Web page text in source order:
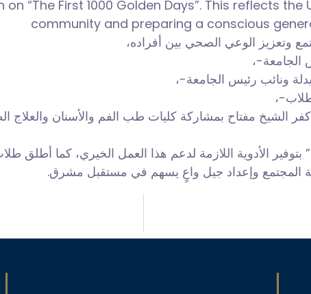
“The First 1000 Golden Days”. This reflects the
community and preparing a conscious
وتعزيز الوعي الصحي بين أفراده،
الجامعة-،
ونائب رئيس الجامعة-،
،
مفتاح بمشاركة كليات طب الفم والأسنان والعلاج
الأدوية اللازمة لدعم هذا العمل الخيري، كما أطلق
المجتمع وإعداد جيل واعٍ يسهم في مستقبل مشرق.